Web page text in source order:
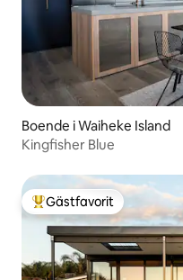
Boende i Waiheke Island
Kingfisher Blue
Populär gästfavorit
Gästfavorit